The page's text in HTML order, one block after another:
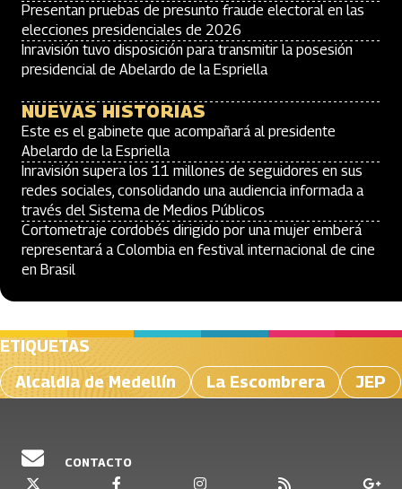
Presentan pruebas de presunto fraude electoral en las
elecciones presidenciales de 2026
Inravisión tuvo disposición para transmitir la posesión
presidencial de Abelardo de la Espriella
NUEVAS HISTORIAS
Este es el gabinete que acompañará al presidente
Abelardo de la Espriella
Inravisión supera los 11 millones de seguidores en sus
redes sociales, consolidando una audiencia informada a
través del Sistema de Medios Públicos
Cortometraje cordobés dirigido por una mujer emberá
representará a Colombia en festival internacional de cine
en Brasil
ETIQUETAS
Alcaldia de Medellín
La Escombrera JEP
CONTACTO